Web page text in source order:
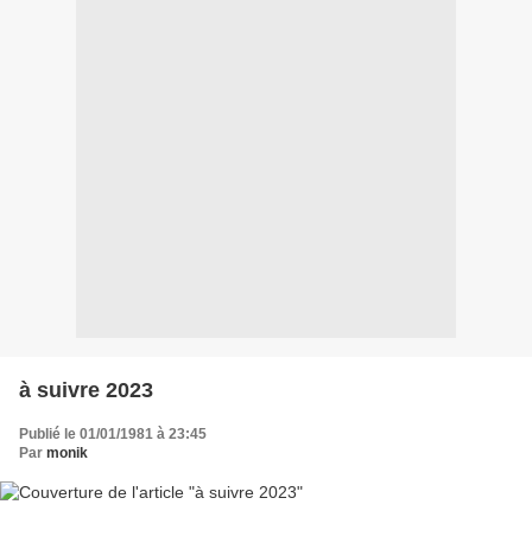
à suivre 2023
Publié le 01/01/1981 à 23:45
Par monik